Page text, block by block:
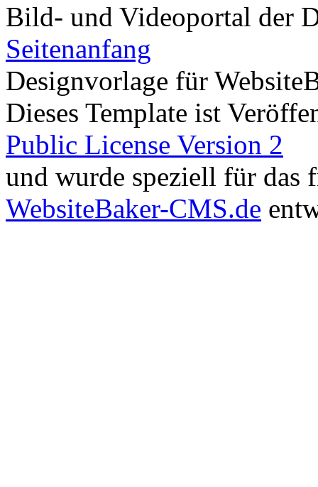
Bild- und Videoportal der
Seitenanfang
Designvorlage für
Dieses Template ist
Public License Version 2
und wurde speziell für das
WebsiteBaker-CMS.de